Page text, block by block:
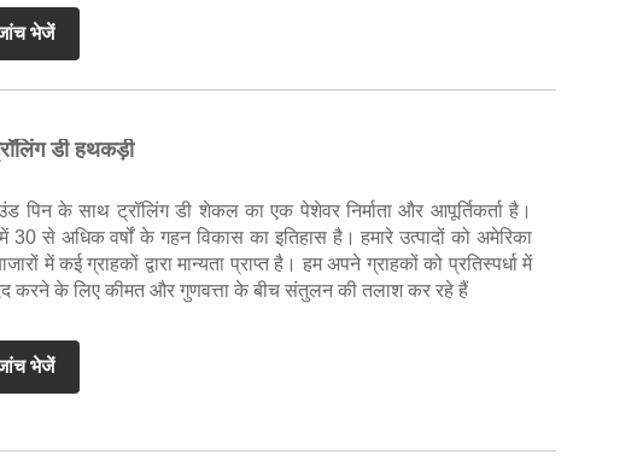
भेजें
डी हथकड़ी
पिन के साथ ट्रॉलिंग डी शेकल का एक पेशेवर निर्माता और आपूर्तिकर्ता है।
30 से अधिक वर्षों के गहन विकास का इतिहास है। हमारे उत्पादों को अमेरिका
में कई ग्राहकों द्वारा मान्यता प्राप्त है। हम अपने ग्राहकों को प्रतिस्पर्धा में
करने के लिए कीमत और गुणवत्ता के बीच संतुलन की तलाश कर रहे हैं
भेजें